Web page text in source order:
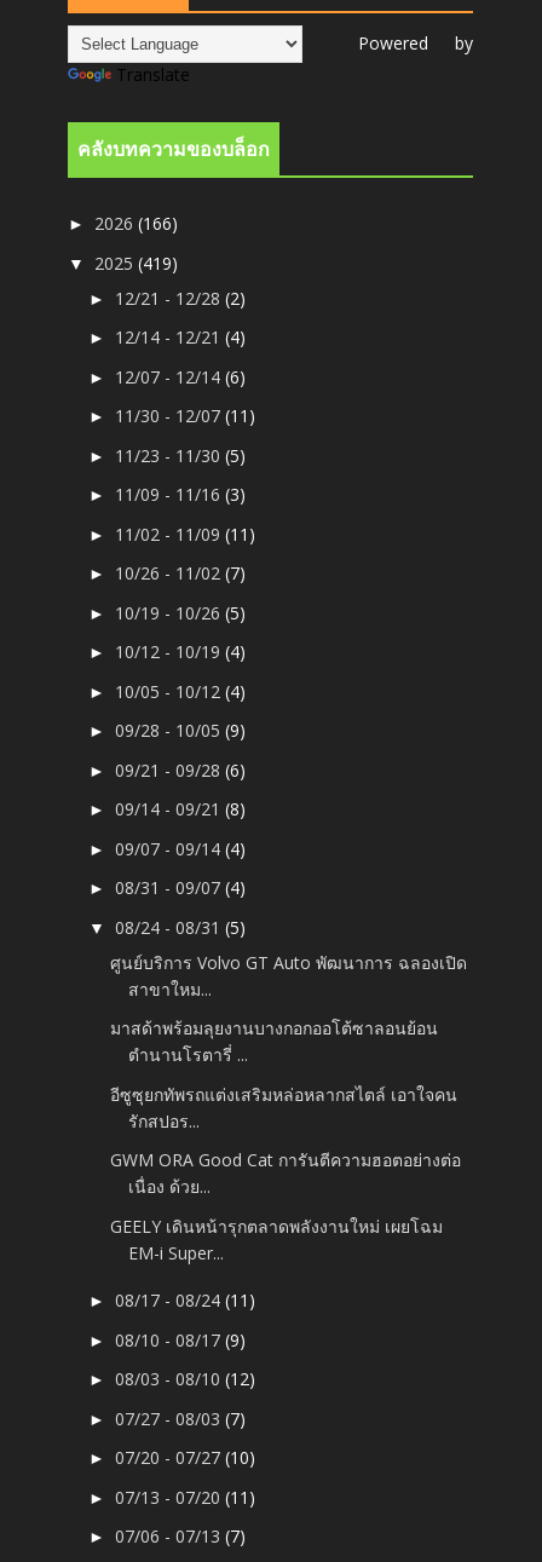
Powered by
Translate
คลังบทความของบล็อก
► 2026(166)
▼ 2025(419)
► 12/21 - 12/28(2)
► 12/14 - 12/21(4)
► 12/07 - 12/14(6)
► 11/30 - 12/07(11)
► 11/23 - 11/30(5)
► 11/09 - 11/16(3)
► 11/02 - 11/09(11)
► 10/26 - 11/02(7)
► 10/19 - 10/26(5)
► 10/12 - 10/19(4)
► 10/05 - 10/12(4)
►09/28 - 10/05(9)
►09/21 - 09/28(6)
►09/14 - 09/21(8)
►09/07 - 09/14(4)
►08/31 - 09/07(4)
▼08/24 - 08/31(5)
ศูนย์บริการ Volvo GT Auto พัฒนาการ ฉลองเปิด
สาขาใหม...
มาสด้าพร้อมลุยงานบางกอกออโต้ซาลอนย้อน
ตำนานโรตารี่ ...
อีซูซุยกทัพรถแต่งเสริมหล่อหลากสไตล์ เอาใจคน
รักสปอร...
GWM ORA Good Cat การันตีความฮอตอย่างต่อ
เนื่อง ด้วย...
GEELY เดินหน้ารุกตลาดพลังงานใหม่ เผยโฉม
EM-i Super...
►08/17 - 08/24(11)
►08/10 - 08/17(9)
►08/03 - 08/10(12)
►07/27 - 08/03(7)
►07/20 - 07/27(10)
►07/13 - 07/20(11)
►07/06 - 07/13(7)